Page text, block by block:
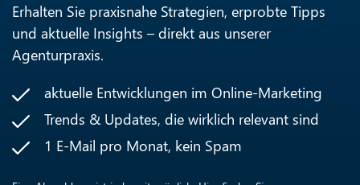
Erhalten Sie praxisnahe Strategien, erprobte Tipps
und aktuelle Insights – direkt aus unserer
Agenturpraxis.
aktuelle Entwicklungen im Online-Marketing
Trends & Updates, die wirklich relevant sind
1 E-Mail pro Monat, kein Spam